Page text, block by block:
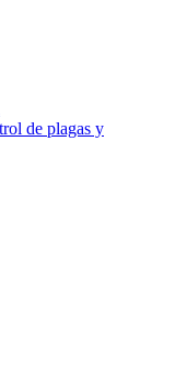
de plagas y